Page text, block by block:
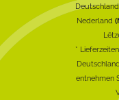
Nederland
*
entnehmen